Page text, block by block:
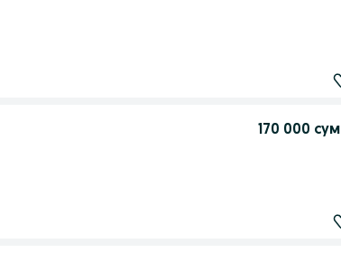
170 000 сум